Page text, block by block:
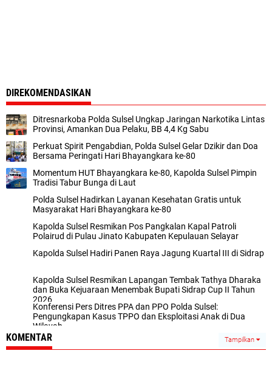
DIREKOMENDASIKAN
Ditresnarkoba Polda Sulsel Ungkap Jaringan Narkotika Lintas
Provinsi, Amankan Dua Pelaku, BB 4,4 Kg Sabu
Perkuat Spirit Pengabdian, Polda Sulsel Gelar Dzikir dan Doa
Bersama Peringati Hari Bhayangkara ke-80
Momentum HUT Bhayangkara ke-80, Kapolda Sulsel Pimpin
Tradisi Tabur Bunga di Laut
Polda Sulsel Hadirkan Layanan Kesehatan Gratis untuk
Masyarakat Hari Bhayangkara ke-80
Kapolda Sulsel Resmikan Pos Pangkalan Kapal Patroli
Polairud di Pulau Jinato Kabupaten Kepulauan Selayar
Kapolda Sulsel Hadiri Panen Raya Jagung Kuartal III di Sidrap
Kapolda Sulsel Resmikan Lapangan Tembak Tathya Dharaka
dan Buka Kejuaraan Menembak Bupati Sidrap Cup II Tahun
2026
Konferensi Pers Ditres PPA dan PPO Polda Sulsel:
Pengungkapan Kasus TPPO dan Eksploitasi Anak di Dua
Wilayah
KOMENTAR Tampilkan